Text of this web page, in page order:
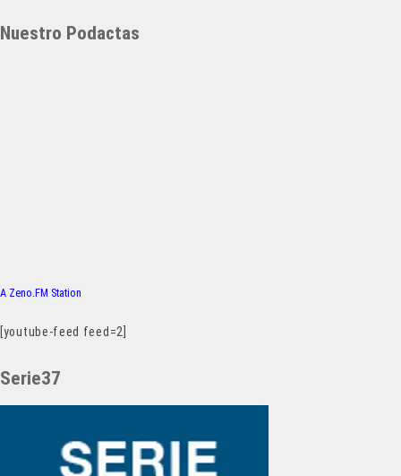
Nuestro Podactas
A Zeno.FM Station
[youtube-feed feed=2]
Serie37